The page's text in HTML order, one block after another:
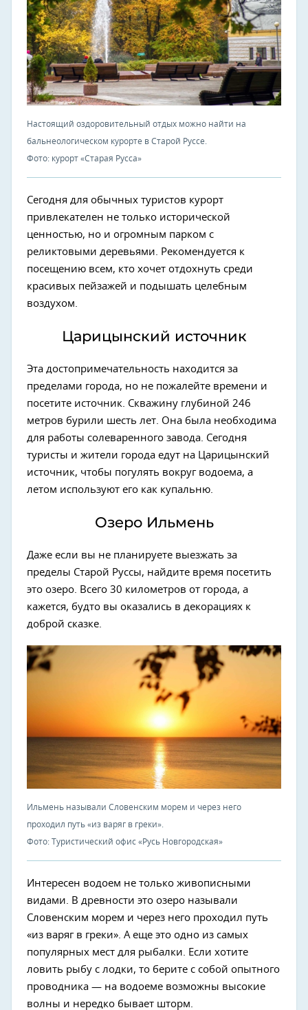
Настоящий оздоровительный отдых можно найти на
бальнеологическом курорте в Старой Руссе.
Фото: курорт «Старая Русса»
Сегодня для обычных туристов курорт
привлекателен не только исторической
ценностью, но и огромным парком с
реликтовыми деревьями. Рекомендуется к
посещению всем, кто хочет отдохнуть среди
красивых пейзажей и подышать целебным
воздухом.
Царицынский источник
Эта достопримечательность находится за
пределами города, но не пожалейте времени и
посетите источник. Скважину глубиной 246
метров бурили шесть лет. Она была необходима
для работы солеваренного завода. Сегодня
туристы и жители города едут на Царицынский
источник, чтобы погулять вокруг водоема, а
летом используют его как купальню.
Озеро Ильмень
Даже если вы не планируете выезжать за
пределы Старой Руссы, найдите время посетить
это озеро. Всего 30 километров от города, а
кажется, будто вы оказались в декорациях к
доброй сказке.
Ильмень называли Словенским морем и через него
проходил путь «из варяг в греки».
Фото: Туристический офис «Русь Новгородская»
Интересен водоем не только живописными
видами. В древности это озеро называли
Словенским морем и через него проходил путь
«из варяг в греки». А еще это одно из самых
популярных мест для рыбалки. Если хотите
ловить рыбу с лодки, то берите с собой опытного
проводника — на водоеме возможны высокие
волны и нередко бывает шторм.